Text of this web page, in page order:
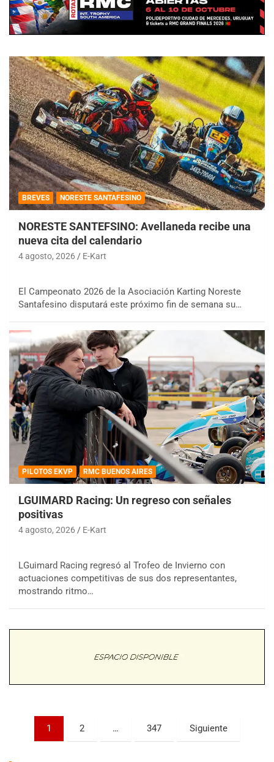
BREVES NORESTE SANTAFESINO
NORESTE SANTEFSINO: Avellaneda recibe una
nueva cita del calendario
4 agosto, 2026 E-Kart
El Campeonato 2026 de la Asociación Karting Noreste
Santafesino disputará este próximo fin de semana su…
PILOTOS EKVP RMC BUENOS AIRES
LGUIMARD Racing: Un regreso con señales
positivas
4 agosto, 2026 E-Kart
LGuimard Racing regresó al Trofeo de Invierno con
actuaciones competitivas de sus dos representantes,
mostrando ritmo…
Paginación
1 2 … 347 Siguiente
COBERTURA ESPECIAL DE E-KART.COM.AR
08/09-AGO
Ramiro Tot (Asfalto)
Trenque Lauquen (Buenos Aires)
Villaguay (Entre Ríos)